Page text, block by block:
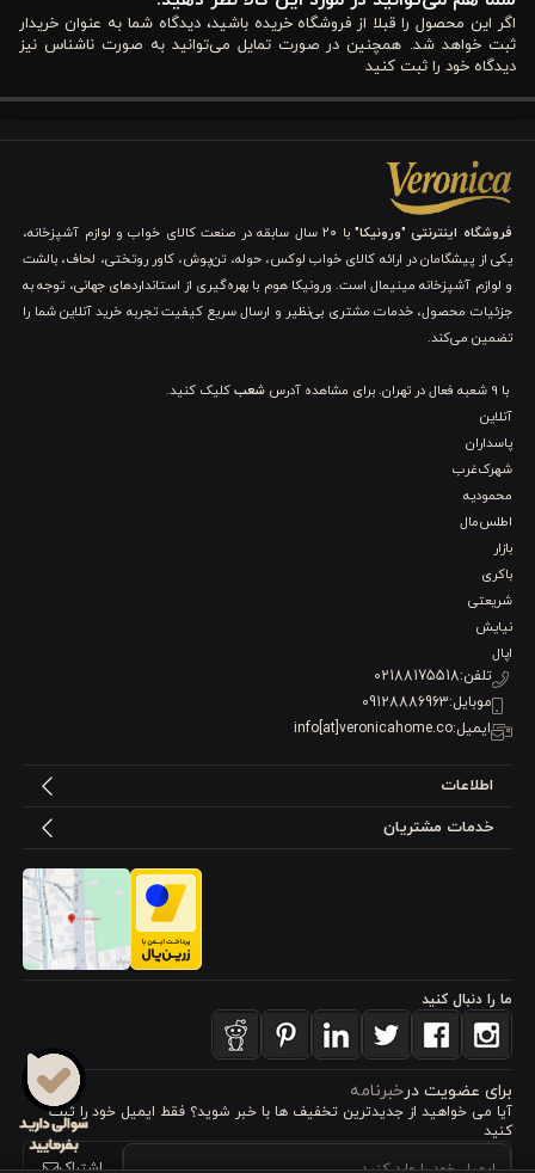
اگر این محصول را قبلا از فروشگاه خریده باشید، دیدگاه شما به عنوان خریدار
ثبت خواهد شد. همچنین در صورت تمایل می‌توانید به صورت ناشناس نیز
دیدگاه خود را ثبت کنید
فروشگاه اینترنتی "ورونیکا"
با ۲۰ سال سابقه در صنعت کالای خواب و لوازم آشپزخانه،
یکی از پیشگامان در ارائه کالای خواب لوکس، حوله، تن‌پوش، کاور روتختی، لحاف، بالشت
و لوازم آشپزخانه مینیمال است. ورونیکا هوم با بهره‌گیری از استانداردهای جهانی، توجه به
جزئیات محصول، خدمات مشتری بی‌نظیر و ارسال سریع کیفیت تجربه خرید آنلاین شما را
تضمین می‌کند.
با 9 شعبه فعال در تهران. برای مشاهده آدرس شعبکلیک کنید.
آنلاین
پاسداران
شهرک‌غرب
محمودیه
اطلس‌مال
بازار
باکری
شریعتی
نیایش
اپال
تلفن:02188175518
موبایل:09128886963
ایمیل:info[at]veronicahome.co
اطلاعات
خدمات مشتریان
ما را دنبال کنید
برای عضویت درخبرنامه
آیا می خواهید از جدید‌ترین تخفیف‌ ها با‌ خبر شوید؟ فقط ایمیل خود را ثبت
کنید
اشتراک